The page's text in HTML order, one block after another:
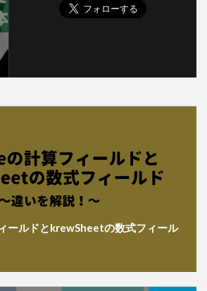
ールドとkrewSheetの数式フィール